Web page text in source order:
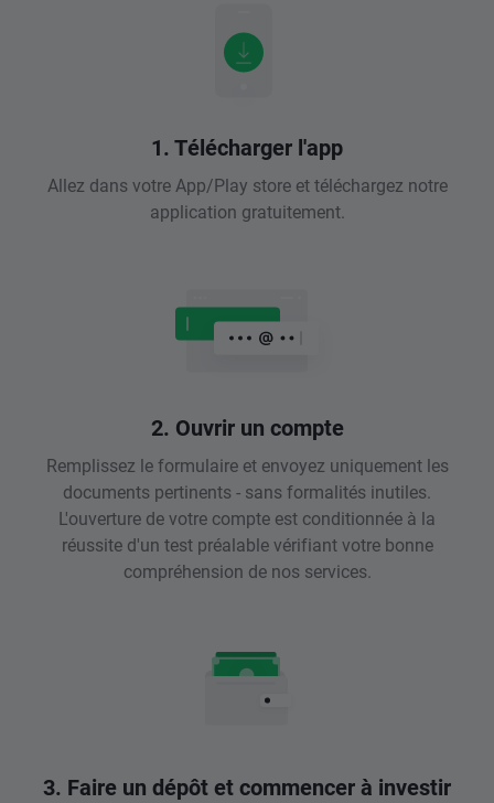
1. Télécharger l'app
Allez dans votre App/Play store et téléchargez notre
application gratuitement.
2. Ouvrir un compte
Remplissez le formulaire et envoyez uniquement les
documents pertinents - sans formalités inutiles.
L'ouverture de votre compte est conditionnée à la
réussite d'un test préalable vérifiant votre bonne
compréhension de nos services.
3. Faire un dépôt et commencer à investir